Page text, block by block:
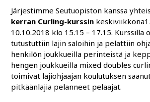
Järjestimme Seutuopiston kanssa
kerran Curling-kurssin
10.10.2018 klo 15.15 – 17.15. Kurssilla
tutustuttiin lajin saloihin ja pelattiin
henkilön joukkueilla perinteistä ja
hengen joukkueilla mixed doubles
toimivat lajiohjaajan koulutuksen
pitkäänlajia pelanneet pelaajat.